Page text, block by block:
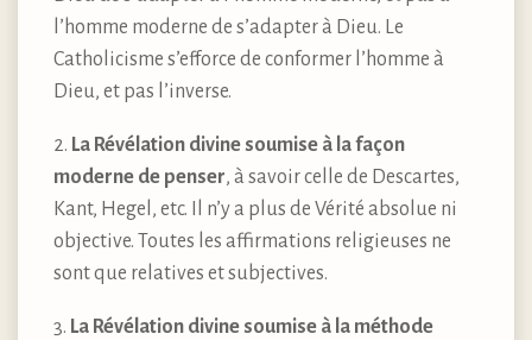
l’homme moderne de s’adapter à Dieu. Le
Catholicisme s’efforce de conformer l’homme à
Dieu, et pas l’inverse.
2. La Révélation divine soumise à la façon
moderne de penser, à savoir celle de Descartes,
Kant, Hegel, etc. Il n’y a plus de Vérité absolue ni
objective. Toutes les affirmations religieuses ne
sont que relatives et subjectives.
3. La Révélation divine soumise à la méthode